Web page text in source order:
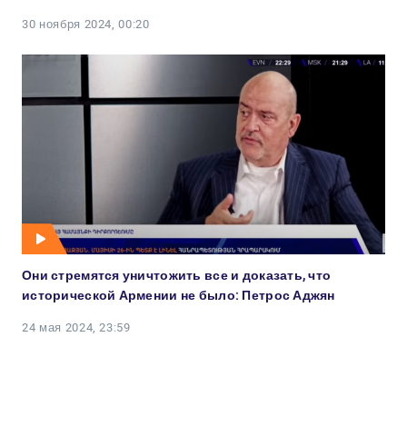
30 ноября 2024, 00:20
Они стремятся уничтожить все и доказать, что
исторической Армении не было: Петрос Аджян
24 мая 2024, 23:59